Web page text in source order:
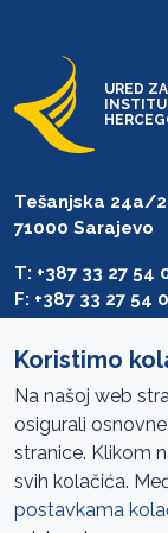
URED
Tešanjska 24a/
71000 Sarajevo
T: +387 33 27 54
F: +387 33 27 54
Pristup
Mapa sajta
Oglasi
Koristimo
Na našoj web
osigurali
stranice. Klikom
svih kolačića.
postavkama